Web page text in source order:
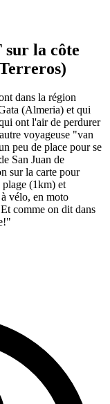
la côte
dans la région
(Almeria) et qui
ont l'air de perdurer
voyageuse "van
peu de place pour se
San Juan de
sur la carte pour
plage (1km) et
vélo, en moto
comme on dit dans